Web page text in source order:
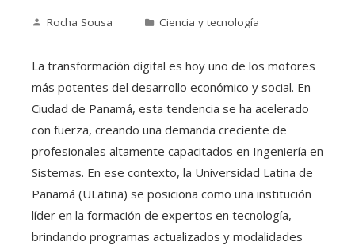
Rocha Sousa Ciencia y tecnología
La transformación digital es hoy uno de los motores
más potentes del desarrollo económico y social. En
Ciudad de Panamá, esta tendencia se ha acelerado
con fuerza, creando una demanda creciente de
profesionales altamente capacitados en Ingeniería en
Sistemas. En ese contexto, la Universidad Latina de
Panamá (ULatina) se posiciona como una institución
líder en la formación de expertos en tecnología,
brindando programas actualizados y modalidades